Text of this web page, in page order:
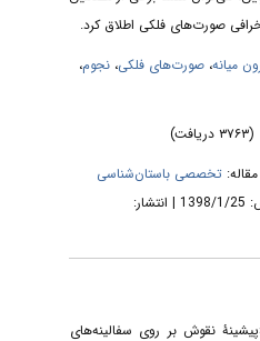
صورت‌های فلکی اطلاق کرد.
میانه،صورت‌های فلکی،نجوم،
تخصصی باستان‌شناسی
دریافت: 1398/1/25 | پذیرش: 1398/1/25 | انتشار:
فاطمه (۱۳۷۴). «پیشینۀ نقوش بر روی سفالینه‌های